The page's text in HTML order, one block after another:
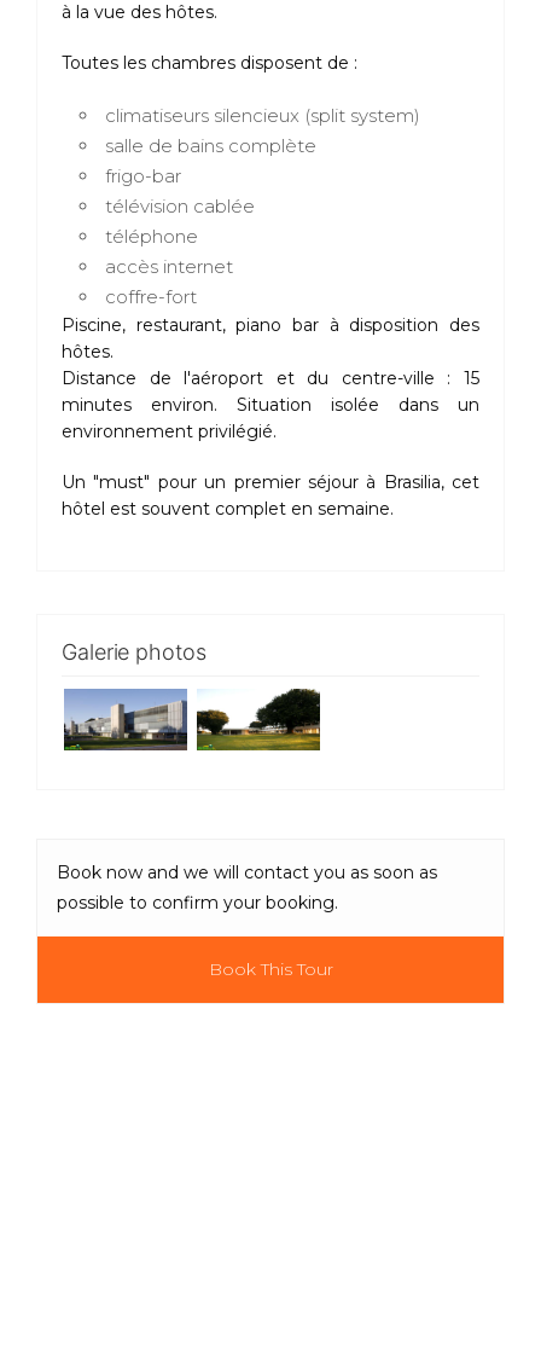
à la vue des hôtes.
Toutes les chambres disposent de :
climatiseurs silencieux (split system)
salle de bains complète
frigo-bar
télévision cablée
téléphone
accès internet
coffre-fort
Piscine, restaurant, piano bar à disposition des
hôtes.
Distance de l'aéroport et du centre-ville : 15
minutes environ. Situation isolée dans un
environnement privilégié.
Un "must" pour un premier séjour à Brasilia, cet
hôtel est souvent complet en semaine.
Galerie photos
Book now and we will contact you as soon as
possible to confirm your booking.
Book This Tour